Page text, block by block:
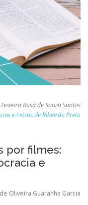
Rosa de Souza Santos
e Letras de Ribeirão Preto
por filmes:
e
Oliveira Guaranha Garcia